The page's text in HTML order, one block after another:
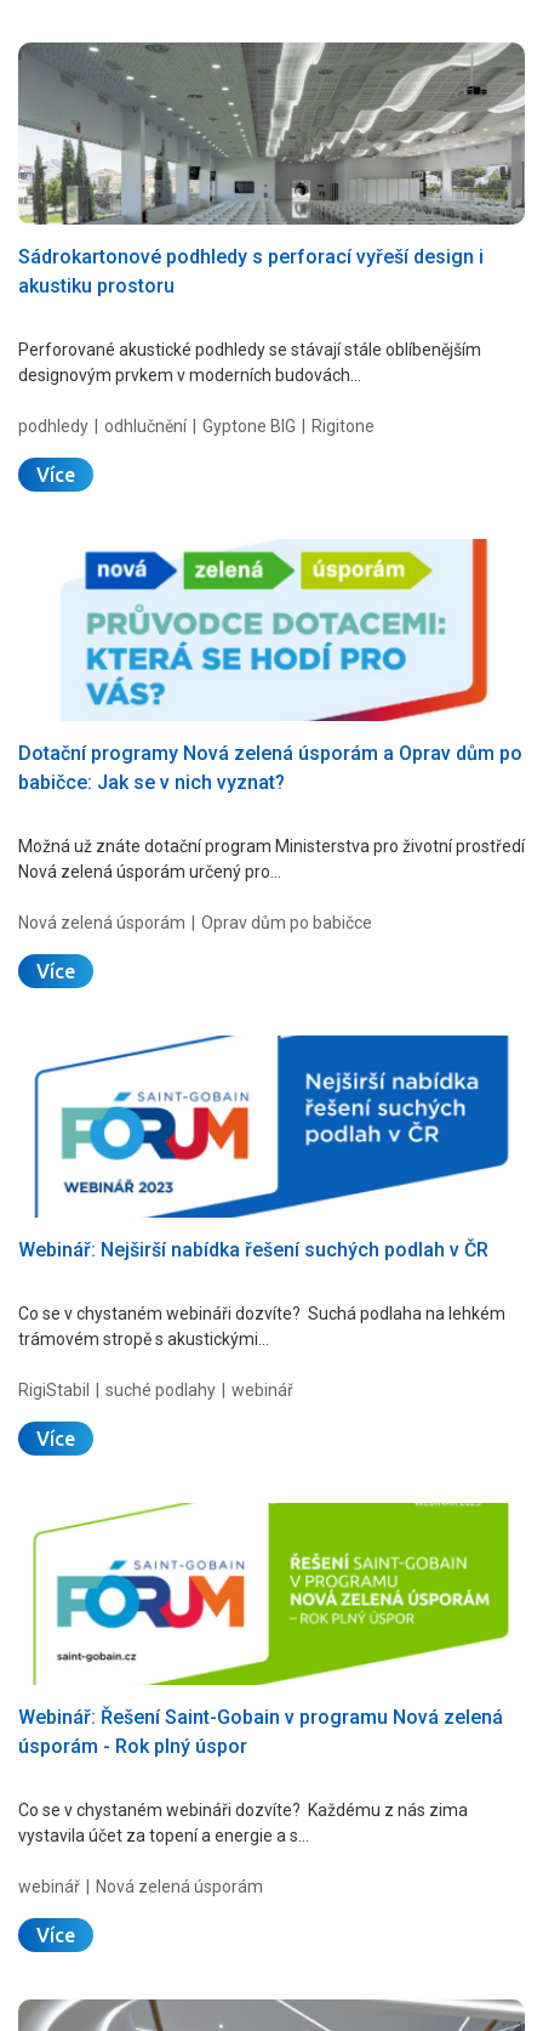
Sádrokartonové podhledy s perforací vyřeší design i
akustiku prostoru
Perforované akustické podhledy se stávají stále oblíbenějším
designovým prvkem v moderních budovách…
podhledy odhlučnění Gyptone BIG Rigitone
Více
Dotační programy Nová zelená úsporám a Oprav dům po
babičce: Jak se v nich vyznat?
Možná už znáte dotační program Ministerstva pro životní prostředí
Nová zelená úsporám určený pro…
Nová zelená úsporám Oprav dům po babičce
Více
Webinář: Nejširší nabídka řešení suchých podlah v ČR
Co se v chystaném webináři dozvíte? Suchá podlaha na lehkém
trámovém stropě s akustickými…
RigiStabil suché podlahy webinář
Více
Webinář: Řešení Saint-Gobain v programu Nová zelená
úsporám - Rok plný úspor
Co se v chystaném webináři dozvíte? Každému z nás zima
vystavila účet za topení a energie a s…
webinář Nová zelená úsporám
Více